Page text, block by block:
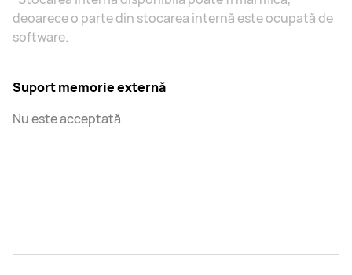
deoarece o parte din stocarea internă este ocupată de
software.
Suport memorie externă
Nu este acceptată